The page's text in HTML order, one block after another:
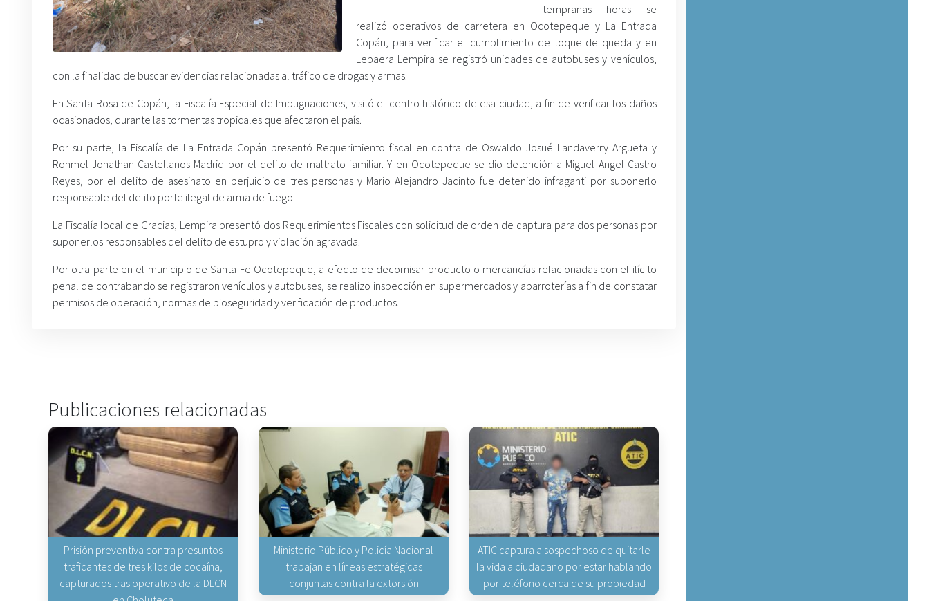
tempranas horas se
realizó operativos de carretera en Ocotepeque y La Entrada
Copán, para verificar el cumplimiento de toque de queda y en
Lepaera Lempira se registró unidades de autobuses y vehículos,
con la finalidad de buscar evidencias relacionadas al tráfico de drogas y armas.
En Santa Rosa de Copán, la Fiscalía Especial de Impugnaciones, visitó el centro histórico de esa ciudad, a fin de verificar los daños
ocasionados, durante las tormentas tropicales que afectaron el país.
Por su parte, la Fiscalía de La Entrada Copán presentó Requerimiento fiscal en contra de Oswaldo Josué Landaverry Argueta y
Ronmel Jonathan Castellanos Madrid por el delito de maltrato familiar. Y en Ocotepeque se dio detención a Miguel Angel Castro
Reyes, por el delito de asesinato en perjuicio de tres personas y Mario Alejandro Jacinto fue detenido infraganti por suponerlo
responsable del delito porte ilegal de arma de fuego.
La Fiscalía local de Gracias, Lempira presentó dos Requerimientos Fiscales con solicitud de orden de captura para dos personas por
suponerlos responsables del delito de estupro y violación agravada.
Por otra parte en el municipio de Santa Fe Ocotepeque, a efecto de decomisar producto o mercancías relacionadas con el ilícito
penal de contrabando se registraron vehículos y autobuses, se realizo inspección en supermercados y abarroterías a fin de constatar
permisos de operación, normas de bioseguridad y verificación de productos.
Publicaciones relacionadas
Prisión preventiva contra presuntos
traficantes de tres kilos de cocaína,
capturados tras operativo de la DLCN
Ministerio Público y Policía Nacional
trabajan en líneas estratégicas
conjuntas contra la extorsión
ATIC captura a sospechoso de quitarle
la vida a ciudadano por estar hablando
por teléfono cerca de su propiedad